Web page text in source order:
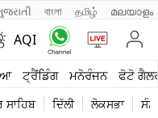
বাংলা தமிழ் മലയാളം
AQI
ਟ੍ਰੈਂਡਿੰਗ ਮਨੋਰੰਜਨ ਫੋਟੋ
ਸਾਹਿਬ ਦਿੱਲੀ ਲੋਕਸਭਾ